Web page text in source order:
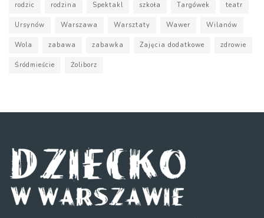
rodzic rodzina Spektakl szkoła Targówek teatr
Ursynów Warszawa Warsztaty Wawer Wilanów
Wola zabawa zabawka Zajęcia dodatkowe zdrowie
Śródmieście Żoliborz